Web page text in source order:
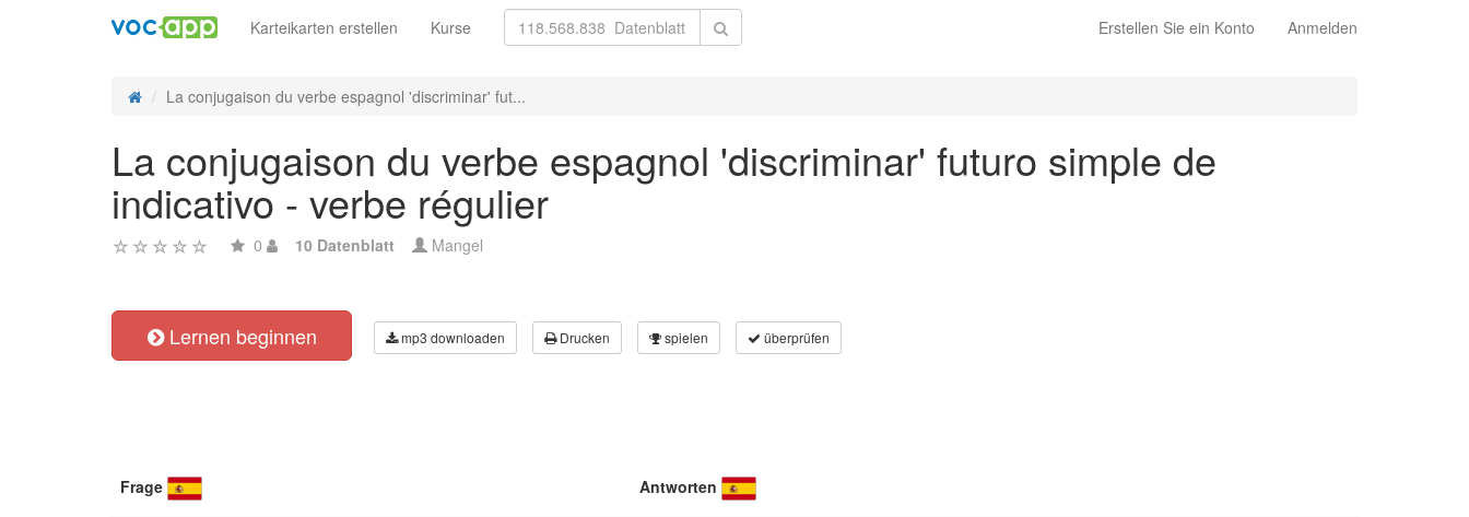
Erstellen Sie ein Konto Anmelden
Karteikarten erstellen Kurse
La conjugaison du verbe espagnol 'discriminar' fut...
La conjugaison du verbe espagnol 'discriminar' futuro simple de
indicativo - verbe régulier
0 10 Datenblatt Mangel
Lernen beginnen mp3 downloaden Drucken spielen überprüfen
Frage Antworten